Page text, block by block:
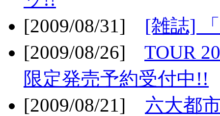
[2009/08/31] [雑誌]
[2009/08/26] TOUR
限定発売予約受付中!!
[2009/08/21] 六大都